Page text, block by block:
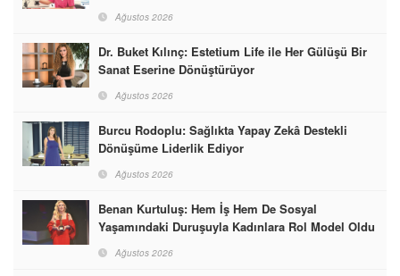
Ağustos 2026
Dr. Buket Kılınç: Estetium Life ile Her Gülüşü Bir
Sanat Eserine Dönüştürüyor
Ağustos 2026
Burcu Rodoplu: Sağlıkta Yapay Zekâ Destekli
Dönüşüme Liderlik Ediyor
Ağustos 2026
Benan Kurtuluş: Hem İş Hem De Sosyal
Yaşamındaki Duruşuyla Kadınlara Rol Model Oldu
Ağustos 2026